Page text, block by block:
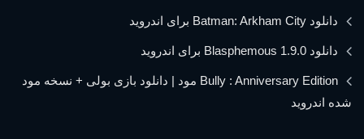
دانلود Batman: Arkham City برای اندروید
دانلود Blasphemous 1.9.0 برای اندروید
Bully : Anniversary Edition مود | دانلود بازی بولی + نسخه مود
شده اندروید